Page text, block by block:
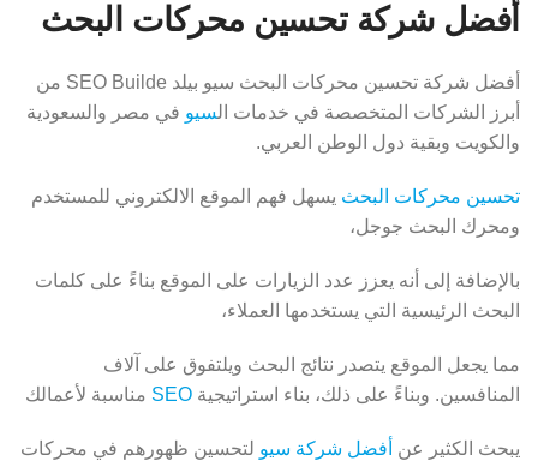
أفضل شركة تحسين محركات البحث
أفضل شركة تحسين محركات البحث سيو بيلد SEO Builde من
أبرز الشركات المتخصصة في خدمات السيو في مصر والسعودية
والكويت وبقية دول الوطن العربي.
تحسين محركات البحث يسهل فهم الموقع الالكتروني للمستخدم
ومحرك البحث جوجل،
بالإضافة إلى أنه يعزز عدد الزيارات على الموقع بناءً على كلمات
البحث الرئيسية التي يستخدمها العملاء،
مما يجعل الموقع يتصدر نتائج البحث ويلتفوق على آلاف
المنافسين. وبناءً على ذلك، بناء استراتيجية SEO مناسبة لأعمالك
يبحث الكثير عن أفضل شركة سيو لتحسين ظهورهم في محركات